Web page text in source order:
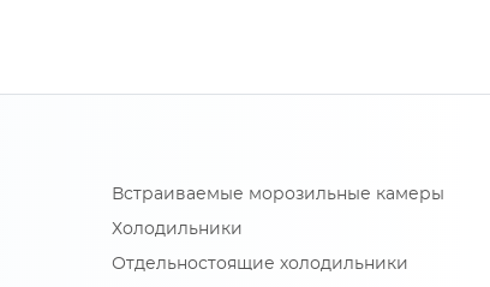
Встраиваемые морозильные камеры
Холодильники
Отдельностоящие холодильники